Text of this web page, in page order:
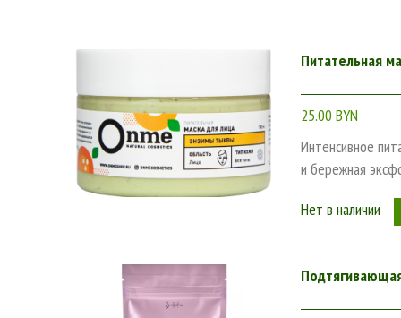
Питательная
25.00 BYN
Интенсивное
и бережная
Нет в наличии